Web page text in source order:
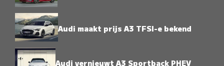
Audi maakt prijs A3 TFSI-e bekend
Audi vernieuwt A3 Sportback PHEV